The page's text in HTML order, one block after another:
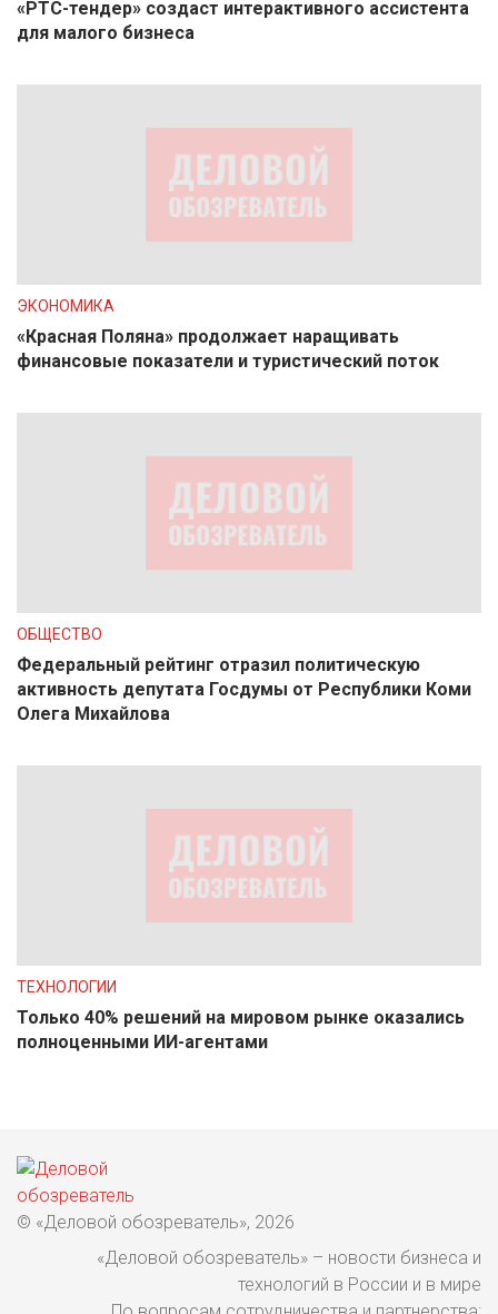
«РТС-тендер» создаст интерактивного ассистента
для малого бизнеса
ЭКОНОМИКА
«Красная Поляна» продолжает наращивать
финансовые показатели и туристический поток
ОБЩЕСТВО
Федеральный рейтинг отразил политическую
активность депутата Госдумы от Республики Коми
Олега Михайлова
ТЕХНОЛОГИИ
Только 40% решений на мировом рынке оказались
полноценными ИИ-агентами
© «Деловой обозреватель», 2026
«Деловой обозреватель» – новости бизнеса и
технологий в России и в мире